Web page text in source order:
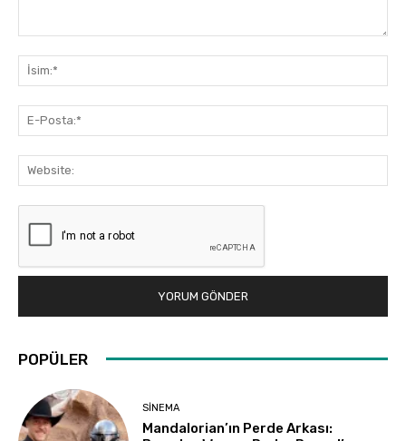
POPÜLER
SINEMA
Mandalorian’ın Perde Arkası: